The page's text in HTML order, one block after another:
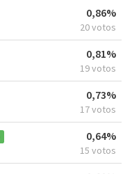
0,86%
20 votos
0,81%
19 votos
0,73%
17 votos
0,64%
15 votos